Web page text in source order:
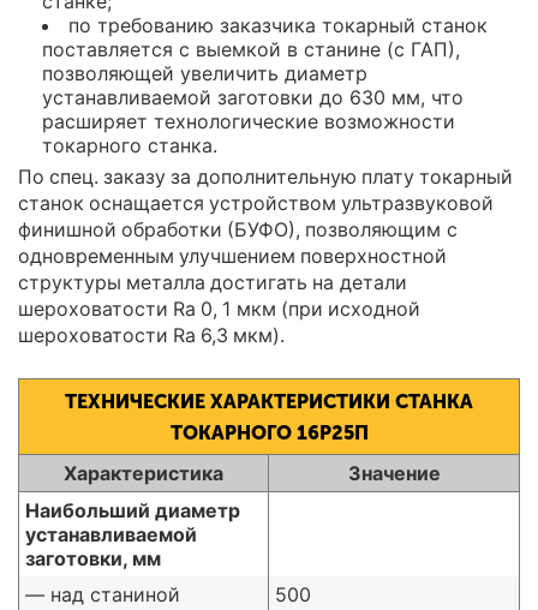
по требованию заказчика токарный станок
поставляется с выемкой в станине (с ГАП),
позволяющей увеличить диаметр
устанавливаемой заготовки до 630 мм, что
расширяет технологические возможности
токарного станка.
По спец. заказу за дополнительную плату токарный
станок оснащается устройством ультразвуковой
финишной обработки (БУФО), позволяющим с
одновременным улучшением поверхностной
структуры металла достигать на детали
шероховатости Ra 0, 1 мкм (при исходной
шероховатости Ra 6,3 мкм).
ТЕХНИЧЕСКИЕ ХАРАКТЕРИСТИКИ СТАНКА
ТОКАРНОГО 16Р25П
Характеристика
Значение
Наибольший диаметр
устанавливаемой
заготовки, мм
— над станиной
500